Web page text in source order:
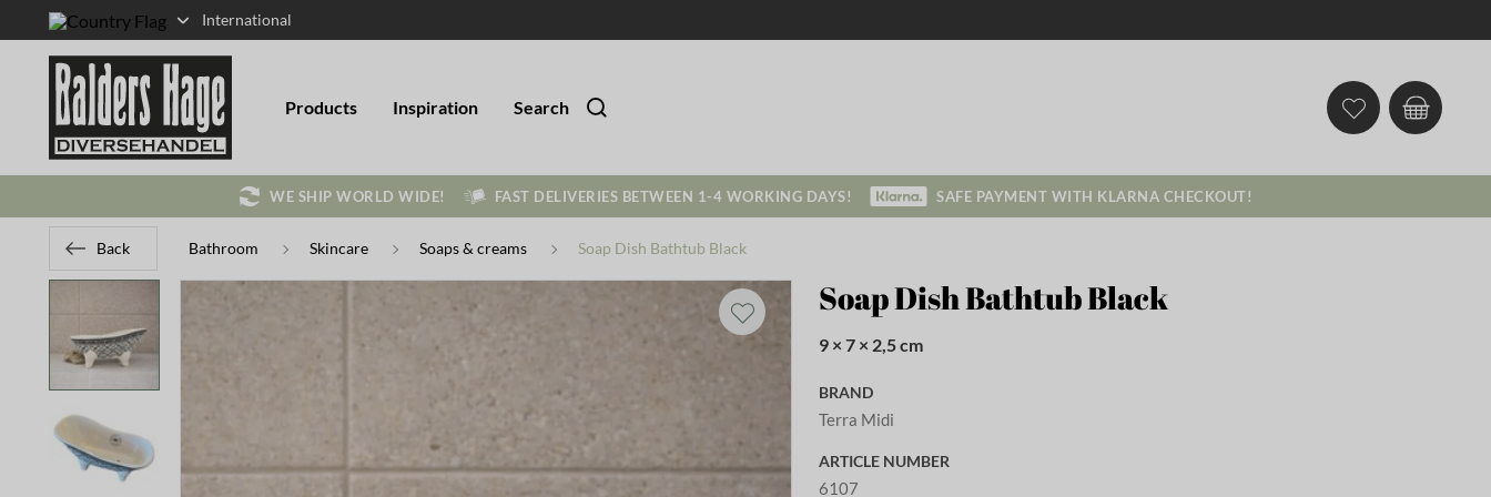
International
Products Inspiration Search
WE SHIP WORLD WIDE! FAST DELIVERIES BETWEEN 1-4 WORKING DAYS! SAFE PAYMENT WITH KLARNA CHECKOUT!
Back Bathroom Skincare Soaps & creams Soap Dish Bathtub Black
Soap Dish Bathtub Black
9 × 7 × 2,5 cm
BRAND
Terra Midi
ARTICLE NUMBER
6107